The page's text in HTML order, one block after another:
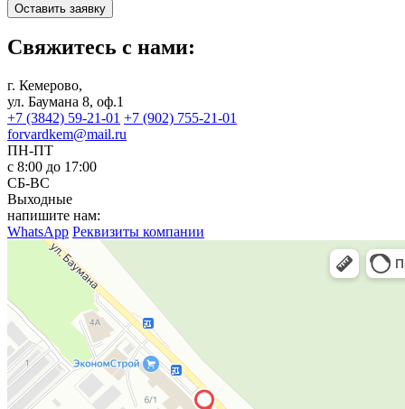
Оставить заявку
Свяжитесь с нами:
г. Кемерово,
ул. Баумана 8, оф.1
+7 (3842) 59-21-01 +7 (902) 755-21-01
forvardkem@mail.ru
ПН-ПТ
с 8:00 до 17:00
СБ-ВС
Выходные
напишите нам:
WhatsApp Реквизиты компании